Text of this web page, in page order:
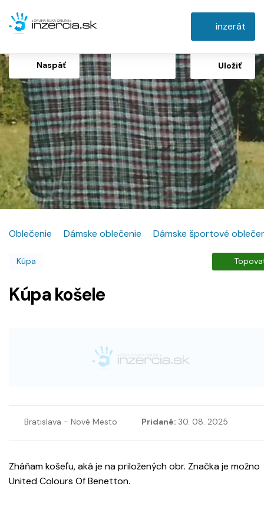
inzerát
Naspäť Uložiť
Oblečenie Dámske oblečenie Dámske športové
Kúpa
Kúpa košele
Bratislava - Nové Mesto Pridané: 30. 08. 2025
Zháňam košeľu, aká je na priložených obr. Značka je možno
United Colours Of Benetton.